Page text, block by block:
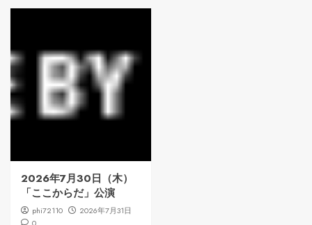
2026年7月30日（木）
「ここからだ」公演
phi72110
2026年7月31日